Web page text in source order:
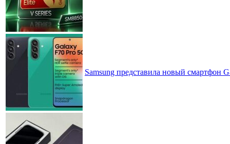
Samsung представила новый смартфон